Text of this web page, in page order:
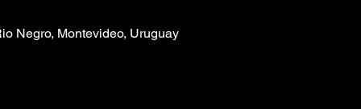
Negro, Montevideo, Uruguay